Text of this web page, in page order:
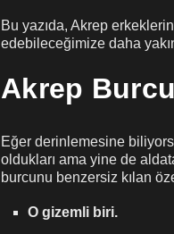
Bu yazıda, Akrep
edebileceğimize daha
Akrep
Eğer derinlemesine
oldukları ama yine de
burcunu benzersiz kılan
O gizemli biri.